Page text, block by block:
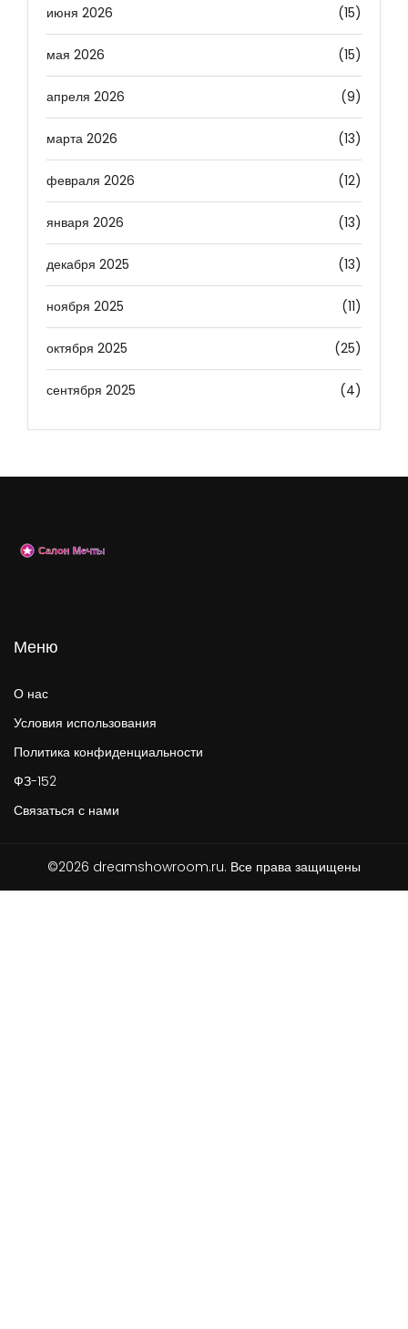
июня 2026 (15)
мая 2026 (15)
апреля 2026 (9)
марта 2026 (13)
февраля 2026 (12)
января 2026 (13)
декабря 2025 (13)
ноября 2025 (11)
октября 2025 (25)
сентября 2025 (4)
Меню
О нас
Условия использования
Политика конфиденциальности
ФЗ-152
Связаться с нами
©2026 dreamshowroom.ru. Все права защищены